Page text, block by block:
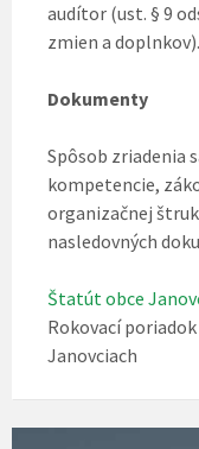
audítor (ust. § 9
zmien a doplnkov).
Dokumenty
Spôsob zriadenia
kompetencie,
organizačnej
nasledovných
Štatút obce
Rokovací
Janovciach